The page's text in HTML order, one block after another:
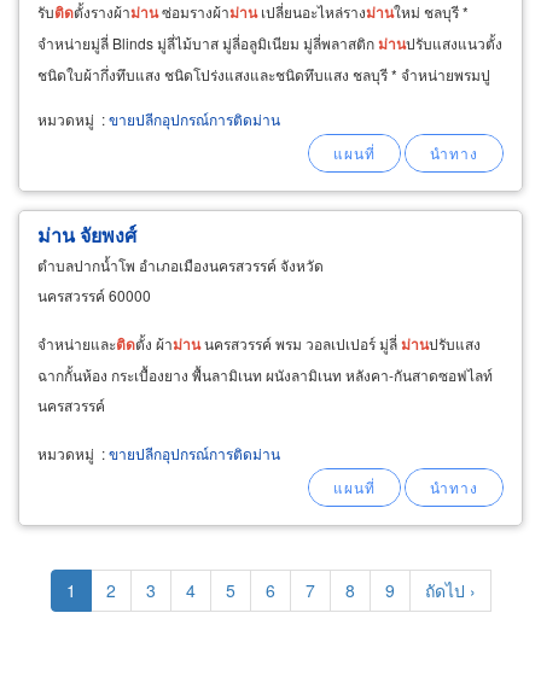
รับติดตั้งรางผ้าม่านซ่อมรางผ้าม่านเปลี่ยนอะไหล่รางม่านใหม่ ชลบุรี *
จำหน่ายมู่ลี่ Blinds มู่ลี่ไม้บาส มู่ลี่อลูมิเนียม มู่ลี่พลาสติกม่านปรับแสงแนวตั้ง
ชนิดใบผ้ากึ่งทึบแสง ชนิดโปร่งแสงและชนิดทึบแสง ชลบุรี * จำหน่ายพรมปู
หมวดหมู่ :ขายปลีกอุปกรณ์การติดม่าน
ม่าน จัยพงศ์
ตำบลปากน้ำโพ อำเภอเมืองนครสวรรค์ จังหวัด
นครสวรรค์ 60000
จำหน่ายและติดตั้ง ผ้าม่านนครสวรรค์ พรม วอลเปเปอร์ มู่ลี่ม่านปรับแสง
ฉากกั้นห้อง กระเบื้องยาง พื้นลามิเนท ผนังลามิเนท หลังคา-กันสาดซอฟไลท์
นครสวรรค์
หมวดหมู่ :ขายปลีกอุปกรณ์การติดม่าน
Pagination
Current
page
1 Page
2 Page
3 Page
4 Page
5 Page
6 Page
7 Page
8 Page
9
Next
page
ถัดไป ›